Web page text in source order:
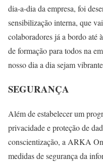
dia-a-dia da empresa, foi
sensibilização interna, que
colaboradores já a bordo até
de formação para todos na
nosso dia a dia sejam
SEGURANÇA
Além de estabelecer um
privacidade e proteção de
conscientização, a ARKA
medidas de segurança da